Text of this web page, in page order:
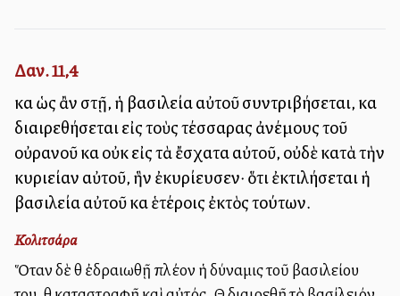
Δαν. 11,4
καὶ ὡς ἂν στῇ, ἡ βασιλεία αὐτοῦ συντριβήσεται, καὶ
διαιρεθήσεται εἰς τοὺς τέσσαρας ἀνέμους τοῦ
οὐρανοῦ καὶ οὐκ εἰς τὰ ἔσχατα αὐτοῦ, οὐδὲ κατὰ τὴν
κυριείαν αὐτοῦ, ἣν ἐκυρίευσεν· ὅτι ἐκτιλήσεται ἡ
βασιλεία αὐτοῦ καὶ ἑτέροις ἐκτὸς τούτων.
Κολιτσάρα
Ὅταν δὲ θὰ ἐδραιωθῇ πλέον ἡ δύναμις τοῦ βασιλείου